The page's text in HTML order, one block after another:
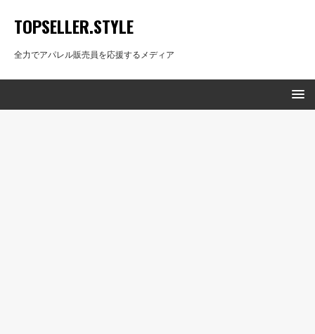
TOPSELLER.STYLE
全力でアパレル販売員を応援するメディア